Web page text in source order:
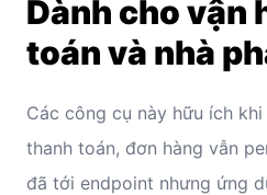
Dành cho vận
toán và nhà
Các công cụ này hữu ích
thanh toán, đơn hàng vẫn
đã tới endpoint nhưng ứng